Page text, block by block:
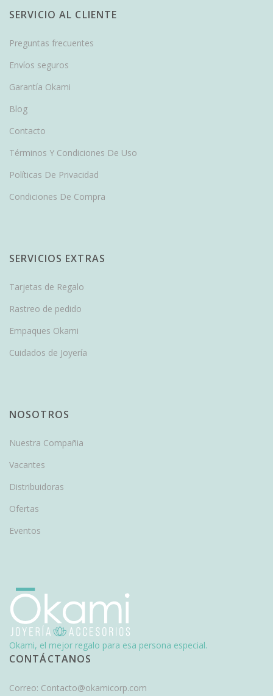
SERVICIO AL CLIENTE
Preguntas frecuentes
Envíos seguros
Garantía Okami
Blog
Contacto
Términos Y Condiciones De Uso
Políticas De Privacidad
Condiciones De Compra
SERVICIOS EXTRAS
Tarjetas de Regalo
Rastreo de pedido
Empaques Okami
Cuidados de Joyería
NOSOTROS
Nuestra Compañia
Vacantes
Distribuidoras
Ofertas
Eventos
Okami, el mejor regalo para esa persona especial.
CONTÁCTANOS
Correo: Contacto@okamicorp.com